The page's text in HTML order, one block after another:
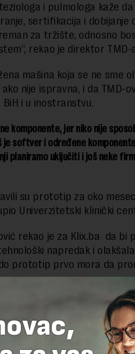
i pulmologa kaže
sertifikacija i dobijanje
za tržište, odnosno
rekao je direktor TMD-
mašina koja se ne sme
nije ispravna, i da TMD-
i u inostranstvu.
komponente, jer niko nije
je softver i određene
planiramo uključiti i još neke
su prototip za oko
Univerzitetski klinički
rekao je za Klix.ba da bi
napredak i
prototip prvo mora da
ali uz obavezno navođenje